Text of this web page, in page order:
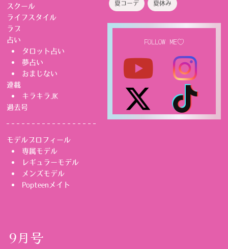
スクール
ライフスタイル
ラブ
占い
タロット占い
夢占い
おまじない
連載
キラキラJK
過去号
モデルプロフィール
専属モデル
レギュラーモデル
メンズモデル
Popteenメイト
夏コーデ 夏休み
FOLLOW ME♡
9月号